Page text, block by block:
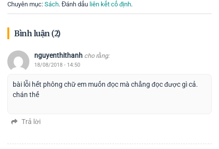
Chuyên mục: Sách. Đánh dấu liên kết cố định.
Bình luận (2)
nguyenthithanh cho rằng:
18/08/2018 - 14:50
bài lỗi hết phông chữ em muốn đọc mà chẳng đọc được gì cả.
chán thế
Trả lời